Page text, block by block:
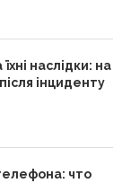
наслідки: на
інциденту
что